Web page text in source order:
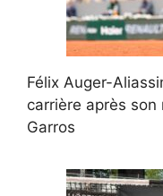
Félix Auger-
carrière après
Garros